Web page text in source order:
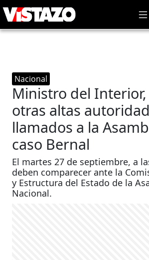
Nacional
Ministro del Interior,
otras altas
llamados a la
caso Bernal
El martes 27 de septiembre, a
deben comparecer ante la
y Estructura del Estado de la
Nacional.